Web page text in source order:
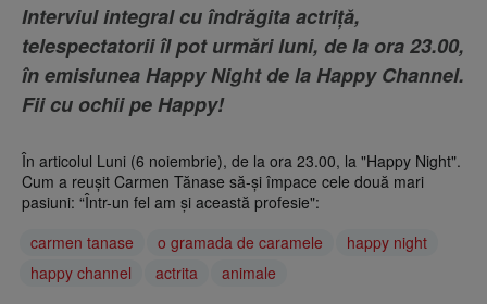
Interviul integral cu îndrăgita actriță,
telespectatorii îl pot urmări luni, de la ora 23.00,
în emisiunea Happy Night de la Happy Channel.
Fii cu ochii pe Happy!
În articolul Luni (6 noiembrie), de la ora 23.00, la "Happy Night".
Cum a reușit Carmen Tănase să-și împace cele două mari
pasiuni: “Într-un fel am și această profesie":
carmen tanase
o gramada de caramele
happy night
happy channel
actrita animale